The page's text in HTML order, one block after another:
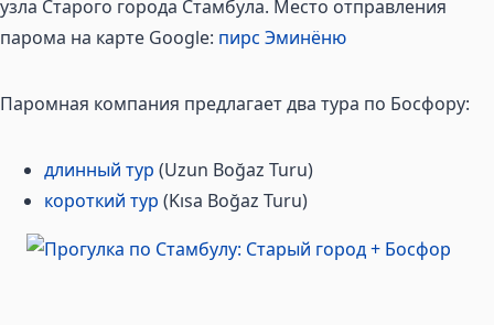
узла Старого города Стамбула. Место отправления
парома на карте Google: пирс Эминёню
Паромная компания предлагает два тура по Босфору:
длинный тур (Uzun Boğaz Turu)
короткий тур (Kısa Boğaz Turu)